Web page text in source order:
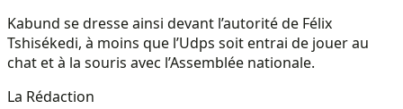
Kabund se dresse ainsi devant l’autorité de Félix
Tshisékedi, à moins que l’Udps soit entrai de jouer au
chat et à la souris avec l’Assemblée nationale.
La Rédaction